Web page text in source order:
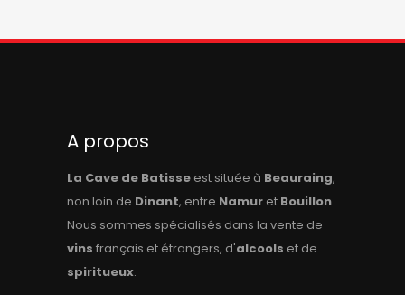
A propos
La Cave de Batisse est située à Beauraing,
non loin de Dinant, entre Namur et Bouillon.
Nous sommes spécialisés dans la vente de
vins français et étrangers, d'alcools et de
spiritueux.